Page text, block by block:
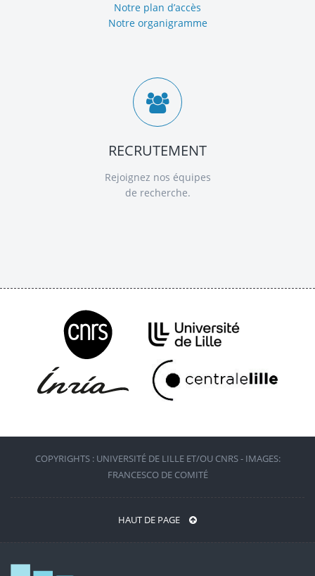
Notre plan d’accès
Notre organigramme
RECRUTEMENT
Rejoignez nos équipes
de recherche.
COPYRIGHTS : UNIVERSITÉ DE LILLE ET/OU CNRS - IMAGES:
FRANCESCO DE COMITÉ
HAUT DE PAGE